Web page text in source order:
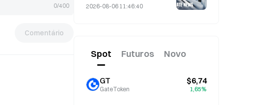
0/400
Comentário
uma alta de 3,12%,
2026-08-06 11:46:40
Spot Futuros Novo
GT
GateToken
$6,74
1,65%